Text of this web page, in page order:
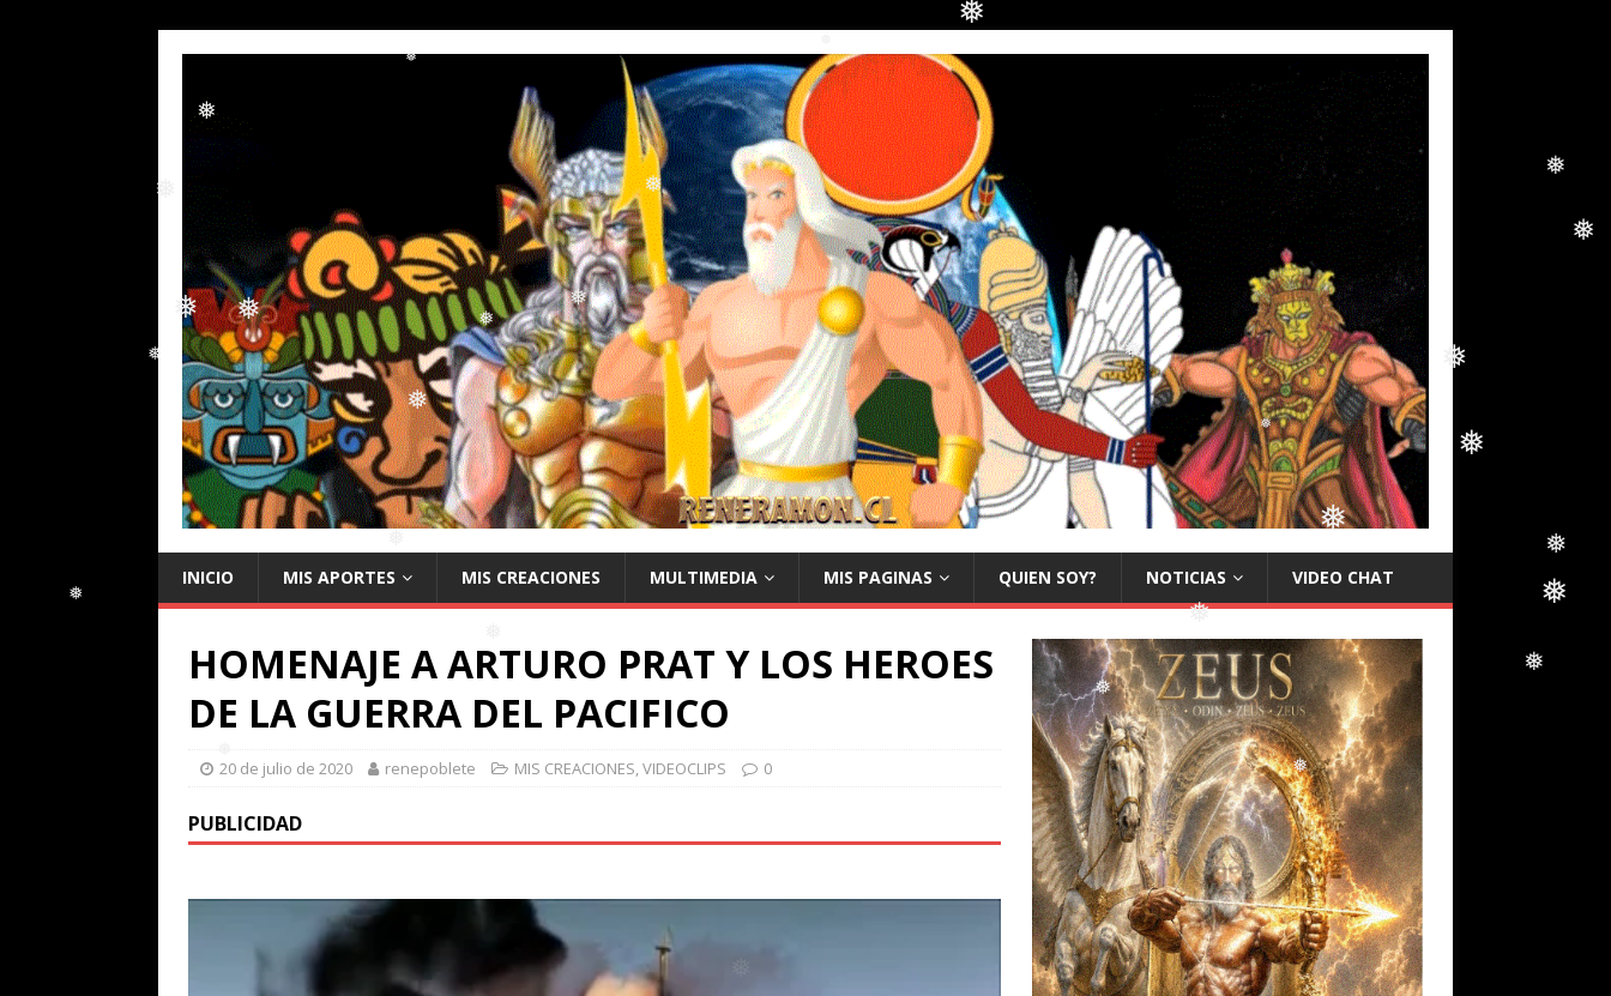
❅
❅
❅
❅
❅
❅
❅ ❅
❅
❅
❅
❅
❅
❅
❅
❅
❅
❅
❅
❅
INICIO MIS APORTES MIS CREACIONES MULTIMEDIA MIS PAGINAS QUIEN SOY? NOTICIAS VIDEO CHAT
HOMENAJE A ARTURO PRAT Y LOS HEROES
DE LA GUERRA DEL PACIFICO
20 de julio de 2020 renepoblete MIS CREACIONES,VIDEOCLIPS 0
PUBLICIDAD